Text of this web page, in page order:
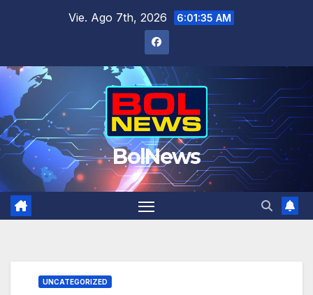
Vie. Ago 7th, 2026 6:01:35 AM
BolNews
UNCATEGORIZED